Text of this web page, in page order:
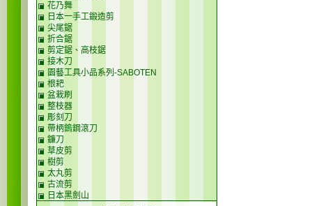
花乃舞
日本一手工鍛造剪
尖尾鋸
折合鋸
剪定鋸、高枝鋸
接木刀
園藝工具小品系列-SABOTEN
根耙
盆栽刷
整枝器
彫刻刀
帶柄鎢鋼滾刀
鐮刀
草皮剪
樹剪
太丸剪
古流剪
日本黑劍山